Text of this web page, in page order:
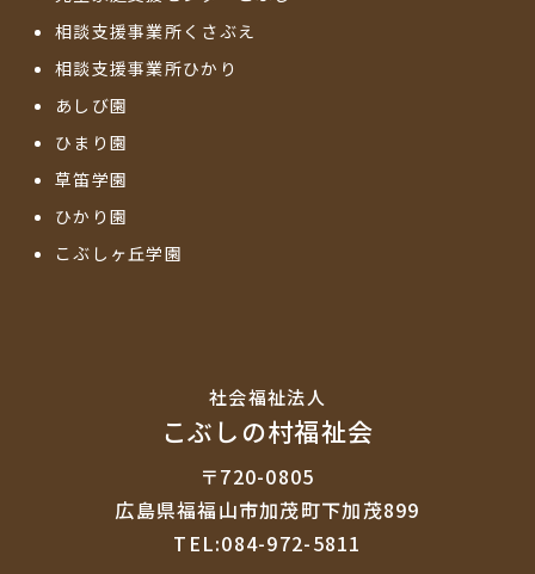
相談支援事業所くさぶえ
相談支援事業所ひかり
あしび園
ひまり園
草笛学園
ひかり園
こぶしヶ丘学園
社会福祉法⼈
こぶしの村福祉会
〒720-0805
広島県福福山市加茂町下加茂899
TEL:084-972-5811